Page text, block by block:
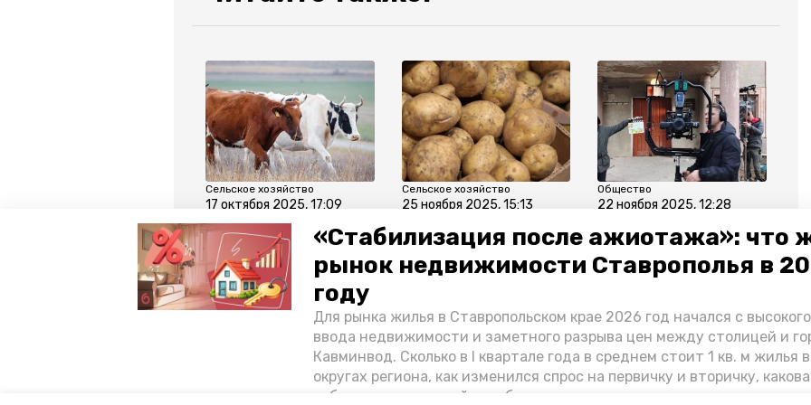
«Стабилизация после ажиотажа»: что
рынок недвижимости Ставрополья в
году
Для рынка жилья в Ставропольском крае 2026 год начался с
ввода недвижимости и заметного разрыва цен между столицей и
Кавминвод. Сколько в I квартале года в среднем стоит 1 кв. м жилья
округах региона, как изменился спрос на первичку и вторичку, какова
себестоимость стройки собственного жилья в этом году и какие
Сельское хозяйство
17 октября 2025, 17:09
Губернатор
рассказал о росте
производства
молока на
Ставрополье
Сельское хозяйство
25 ноября 2025, 15:13
картофеля выросла
на Ставрополье
благодаря
Общество
22 ноября 2025, 12:28
снимают в
Предгорном округе
Ставрополья